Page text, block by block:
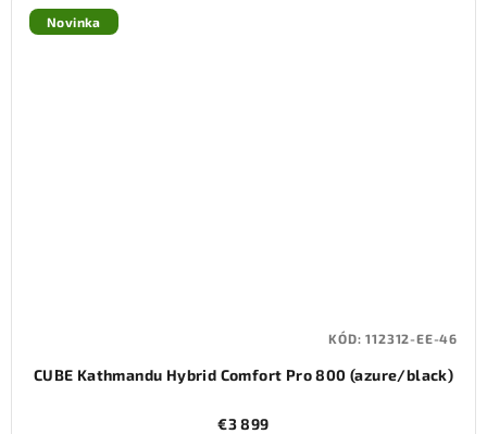
Novinka
CUBE Kathmandu Hybrid Comfort Pro 800 (azure/black)
€3 899
KÓD:112312-EE-46